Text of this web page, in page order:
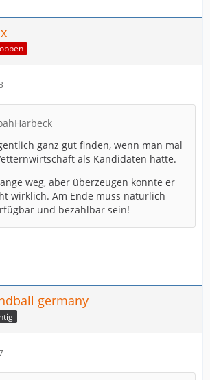
ganz gut finden, wenn man mal
als Kandidaten hätte.
weg, aber überzeugen konnte er
wirklich. Am Ende muss natürlich
und bezahlbar sein!
germany